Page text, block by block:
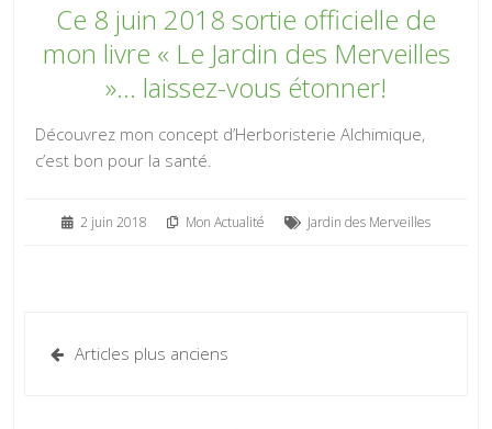
Ce 8 juin 2018 sortie officielle de
mon livre « Le Jardin des Merveilles
»… laissez-vous étonner!
Découvrez mon concept d’Herboristerie Alchimique,
c’est bon pour la santé.
2 juin 2018 Mon Actualité Jardin des Merveilles
Articles plus anciens